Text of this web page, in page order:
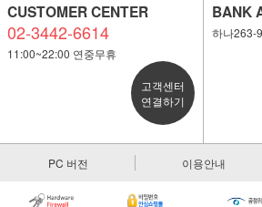
CUSTOMER CENTER
02-3442-6614
11:00~22:00 연중무휴
고객센터
연결하기
BANK
하나263-
PC 버전 이용안내